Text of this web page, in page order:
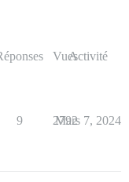
VuesActivité
9 2792
Mars 7, 2024